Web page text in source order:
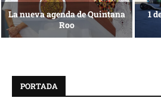
Reconocimiento de viajeros
PORTADA